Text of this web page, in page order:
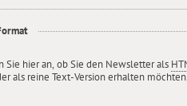
Sie hier an, ob Sie den Newsletter als
als reine Text-Version erhalten möchten.